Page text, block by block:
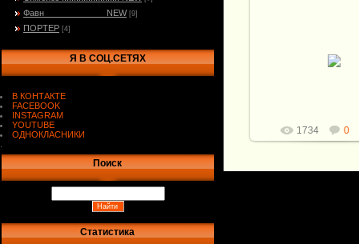
Фавн_____________NEW [9]
ПОРТЕР [4]
Я В СОЦ.СЕТЯХ
В КОНТАКТЕ
FACEBOOK
INSTAGRAM
YOUTUBE
ОДНОКЛАСНИКИ
Поиск
Статистика
1734 0